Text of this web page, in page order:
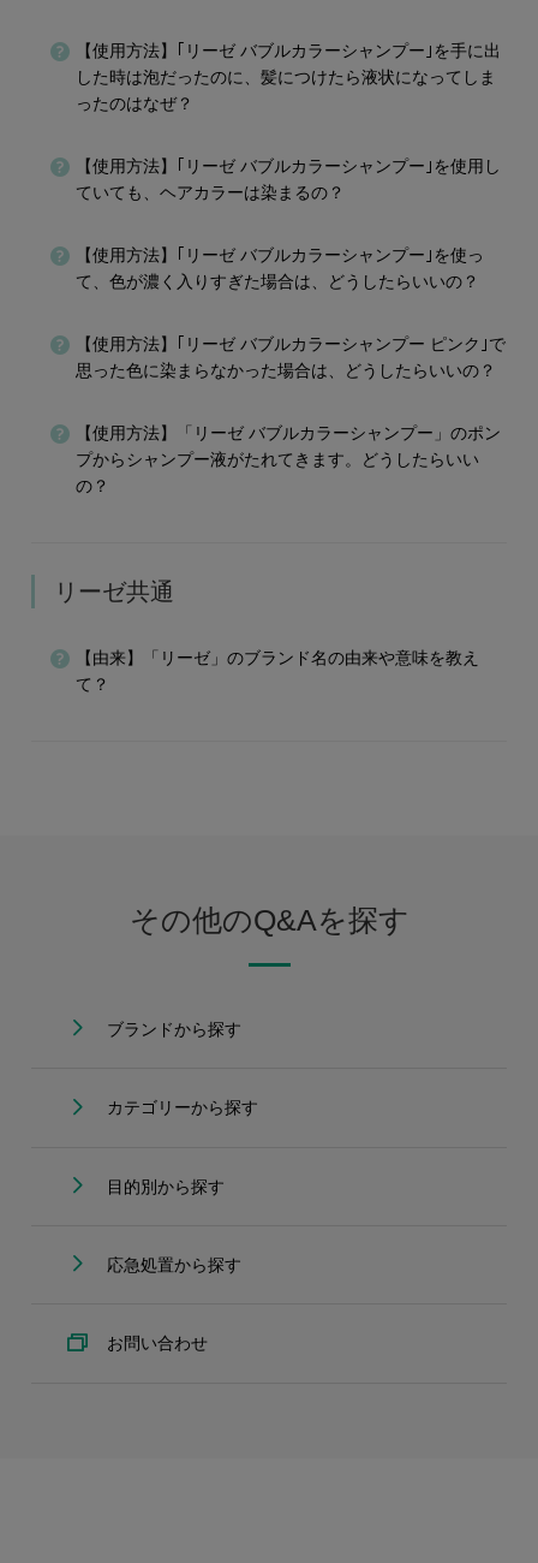
【使用方法】｢リーゼ バブルカラーシャンプー｣を手に出
した時は泡だったのに、髪につけたら液状になってしま
ったのはなぜ？
【使用方法】｢リーゼ バブルカラーシャンプー｣を使用し
ていても、ヘアカラーは染まるの？
【使用方法】｢リーゼ バブルカラーシャンプー｣を使っ
て、色が濃く入りすぎた場合は、どうしたらいいの？
【使用方法】｢リーゼ バブルカラーシャンプー ピンク｣で
思った色に染まらなかった場合は、どうしたらいいの？
【使用方法】「リーゼ バブルカラーシャンプー」のポン
プからシャンプー液がたれてきます。どうしたらいい
の？
リーゼ共通
【由来】「リーゼ」のブランド名の由来や意味を教え
て？
その他のQ&Aを探す
ブランドから探す
カテゴリーから探す
目的別から探す
応急処置から探す
お問い合わせ